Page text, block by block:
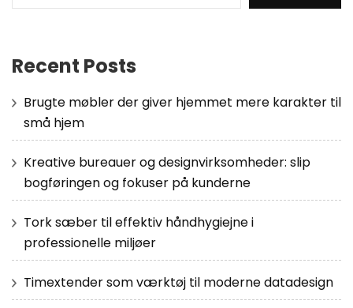
Recent Posts
Brugte møbler der giver hjemmet mere karakter til
små hjem
Kreative bureauer og designvirksomheder: slip
bogføringen og fokuser på kunderne
Tork sæber til effektiv håndhygiejne i
professionelle miljøer
Timextender som værktøj til moderne datadesign